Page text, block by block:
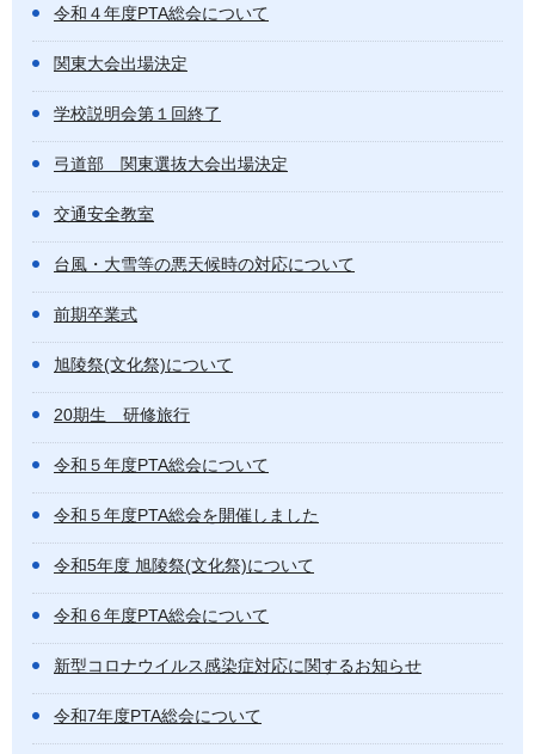
令和４年度PTA総会について
関東大会出場決定
学校説明会第１回終了
弓道部 関東選抜大会出場決定
交通安全教室
台風・大雪等の悪天候時の対応について
前期卒業式
旭陵祭(文化祭)について
20期生 研修旅行
令和５年度PTA総会について
令和５年度PTA総会を開催しました
令和5年度 旭陵祭(文化祭)について
令和６年度PTA総会について
新型コロナウイルス感染症対応に関するお知らせ
令和7年度PTA総会について